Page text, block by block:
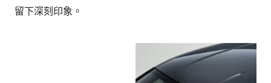
留下深刻印象。